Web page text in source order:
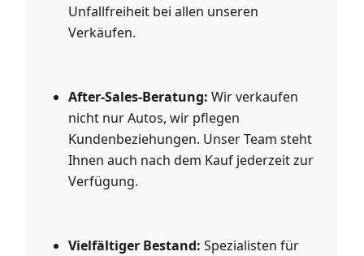
Unfallfreiheit bei allen unseren
Verkäufen.
After-Sales-Beratung: Wir verkaufen
nicht nur Autos, wir pflegen
Kundenbeziehungen. Unser Team steht
Ihnen auch nach dem Kauf jederzeit zur
Verfügung.
Vielfältiger Bestand: Spezialisten für